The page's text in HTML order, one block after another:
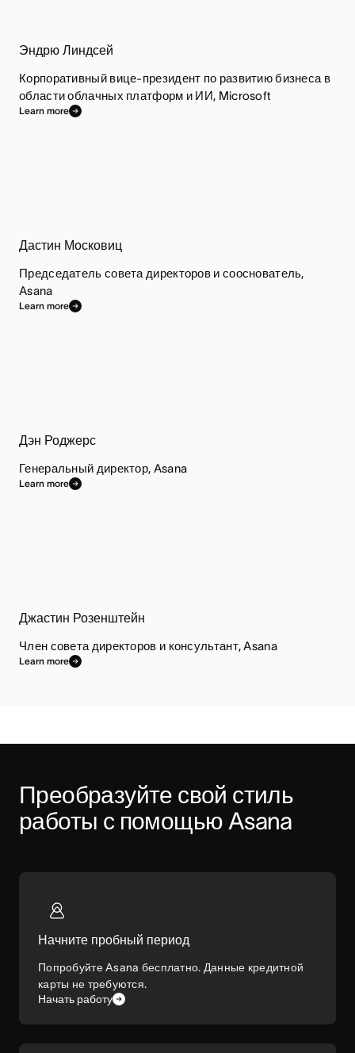
Эндрю Линдсей
Корпоративный вице-президент по развитию бизнеса в
области облачных платформ и ИИ, Microsoft
Learn more
Дастин Московиц
Председатель совета директоров и сооснователь,
Asana
Learn more
Дэн Роджерс
Генеральный директор, Asana
Learn more
Джастин Розенштейн
Член совета директоров и консультант, Asana
Learn more
Преобразуйте свой стиль
работы с помощью Asana
Начните пробный период
Попробуйте Asana бесплатно. Данные кредитной
карты не требуются.
Начать работу